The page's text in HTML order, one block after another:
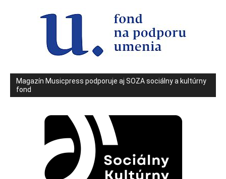
Magazín Musicpress podporuje aj SOZA sociálny a kultúrny
fond